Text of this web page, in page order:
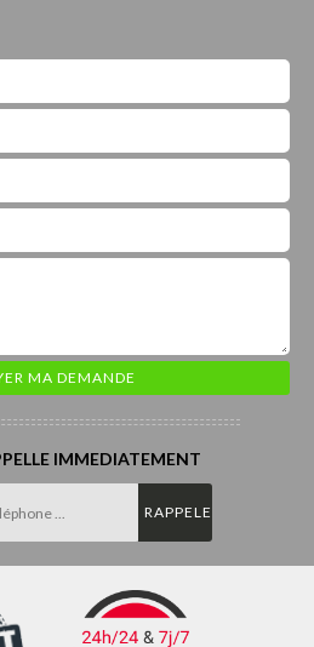
IMMEDIATEMENT